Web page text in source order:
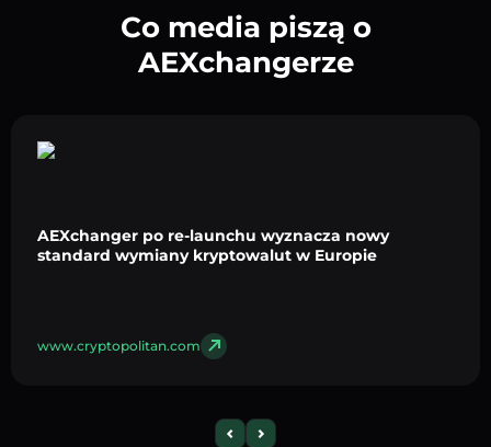
Co media piszą o
AEXchangerze
AEXchanger po re-launchu wyznacza nowy
standard wymiany kryptowalut w Europie
www.cryptopolitan.com